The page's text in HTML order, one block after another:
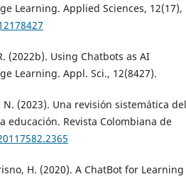
Learning. Applied Sciences, 12(17),
(2022b). Using Chatbots as AI
Learning. Appl. Sci., 12(8427).
(2023). Una revisión sistemática del
Revista Colombiana de
H. (2020). A ChatBot for Learning